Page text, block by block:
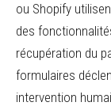
ou Shopify
des
récupération du
formulaires
intervention